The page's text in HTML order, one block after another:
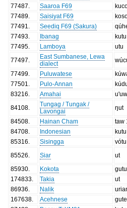
77487
Saaroa F69
77489
Saisiyat F69
77491
Seediq F69 (Sakura)
77493
Ibanag
kutu
77495
Lamboya
utu
77497
East Sumbanese, Lewa
dialect
77499
Puluwatese
77501
Pulo-Annan
83216
Amahai
84108
Tungag / Tungak /
Lavongai
ŋut
84508
Hainan Cham
taw
84708
Indonesian
kutu
85316
Sisingga
vótu
85526
Siar
ut
85930
Kokota
gutu
174833
Takia
ut
86936
Nalik
167638
Acehnese